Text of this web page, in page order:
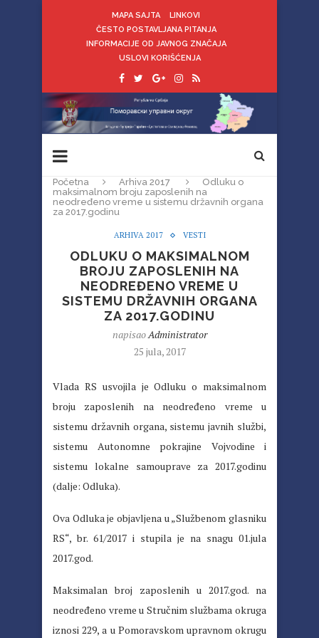
MAPA SAJTA
LINKOVI
ČESTO POSTAVLJANA PITANJA
INFORMACIJE OD JAVNOG ZNAČAJA
USLOVI KORIŠĆENJA
Početna Arhiva 2017
Odluku o
maksimalnom broju zaposlenih na
neodređeno vreme u sistemu državnih organa
za 2017.godinu
ARHIVA 2017 VESTI
ODLUKU O MAKSIMALNOM
BROJU ZAPOSLENIH NA
NEODREĐENO VREME U
SISTEMU DRŽAVNIH ORGANA
ZA 2017.GODINU
napisaoAdministrator
25 jula, 2017
Vlada RS usvojila je Odluku o maksimalnom
broju zaposlenih na neodređeno vreme u
sistemu državnih organa, sistemu javnih službi,
sistemu Autonomne pokrajine Vojvodine i
sistemu lokalne samouprave za 2017.godinu
(dalje: Odluka).
Ova Odluka je objavljena u „Službenom glasniku
RS“, br. 61/2017 i stupila je na snagu 01.jula
2017.god.
Maksimalan broj zaposlenih u 2017.god. na
neodređeno vreme u Stručnim službama okruga
iznosi 229, a u Pomoravskom upravnom okrugu